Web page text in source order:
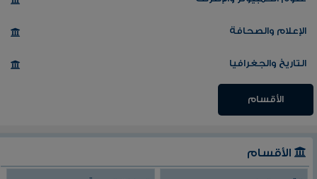
الإعلام والصحافة
التاريخ والجغرافيا
الأقسام
الأقسام